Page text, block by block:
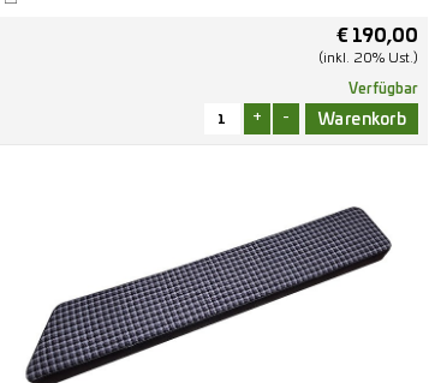
€ 190,00
(inkl. 20% Ust.)
Verfügbar
+ -